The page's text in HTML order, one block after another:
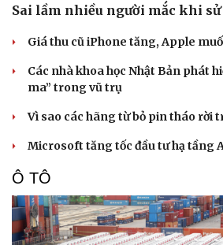
Sai lầm nhiều người mắc khi
Giá thu cũ iPhone tăng, Apple
Các nhà khoa học Nhật Bản phát
ma” trong vũ trụ
Vì sao các hãng từ bỏ pin tháo rời
Microsoft tăng tốc đầu tư hạ tầng
Ô TÔ